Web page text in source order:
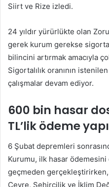
Siirt ve Rize izledi.
24 yıldır yürürlükte olan
gerek kurum gerekse
bilincini artırmak amacıyla
Sigortalılık oranının
çalışmalar devam ediyor.
600 bin hasar
TL’lik ödeme
6 Şubat depremleri
Kurumu, ilk hasar
geçmeden
Çevre, Şehircilik ve İklim